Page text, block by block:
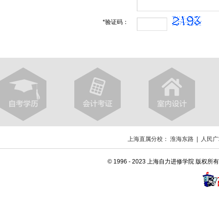
*验证码：
上海直属分校： 淮海东路 | 人民
© 1996 - 2023 上海自力进修学院 版权所